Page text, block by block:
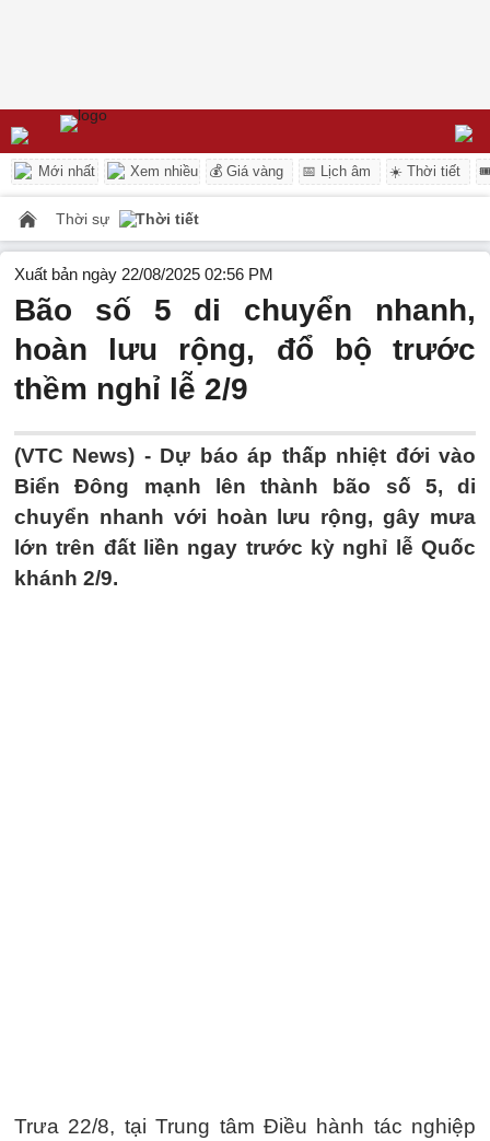
Mới nhất Xem nhiều 💰 Giá vàng 📅 Lịch âm ☀️ Thời tiết
Thời sự Thời tiết
Xuất bản ngày 22/08/2025 02:56 PM
Bão số 5 di chuyển nhanh,
hoàn lưu rộng, đổ bộ trước
thềm nghỉ lễ 2/9
(VTC News) - Dự báo áp thấp nhiệt đới vào
Biển Đông mạnh lên thành bão số 5, di
chuyển nhanh với hoàn lưu rộng, gây mưa
lớn trên đất liền ngay trước kỳ nghỉ lễ Quốc
khánh 2/9.
Trưa 22/8, tại Trung tâm Điều hành tác nghiệp